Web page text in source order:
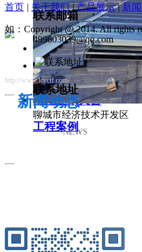
薄型通风天窗
工程案例
新闻动态
NEWS
联系邮箱
499603039@qq.com
联系地址
聊城市经济技术开发区
http://www.lcyctf.com/
首页 | 关于我们 | 产品展示 | 新
如：Copyright @ 2014. All